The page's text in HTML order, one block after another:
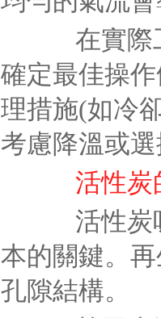
在實際工
確定最佳操
理措施(如冷
考慮降溫或
活性炭
活性炭吸
本的關鍵。
孔隙結構。